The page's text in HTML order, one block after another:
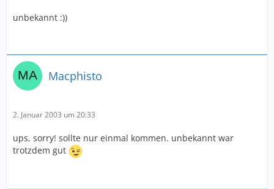
unbekannt :))
Macphisto
2. Januar 2003 um 20:33
ups, sorry! sollte nur einmal kommen. unbekannt war
trotzdem gut